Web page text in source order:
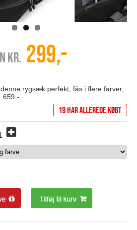
kr. 299,-
rygsæk perfekt, fås i flere farver,
659,-
19 har allerede købt